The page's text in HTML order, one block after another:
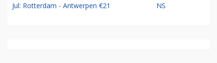
Jul: Rotterdam - Antwerpen €21 NS